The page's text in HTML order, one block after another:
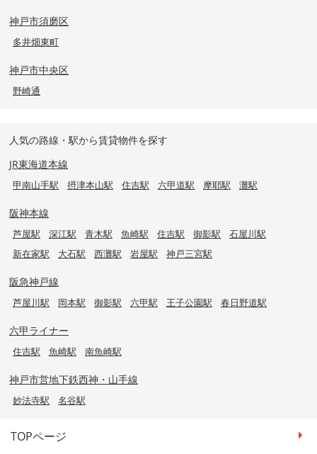
神戸市須磨区
多井畑東町
神戸市中央区
野崎通
人気の路線・駅から賃貸物件を探す
JR東海道本線
甲南山手駅 摂津本山駅 住吉駅 六甲道駅 摩耶駅 灘駅
阪神本線
芦屋駅 深江駅 青木駅 魚崎駅 住吉駅 御影駅
石屋川駅
新在家駅
大石駅 西灘駅 岩屋駅 神戸三宮駅
阪急神戸線
芦屋川駅 岡本駅 御影駅 六甲駅 王子公園駅 春日野道駅
六甲ライナー
住吉駅 魚崎駅 南魚崎駅
神戸市営地下鉄西神・山手線
妙法寺駅 名谷駅
TOPページ